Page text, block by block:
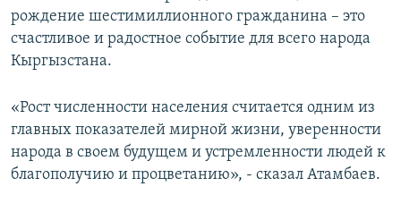
рождение шестимиллионного гражданина – это
счастливое и радостное событие для всего народа
Кыргызстана.
«Рост численности населения считается одним из
главных показателей мирной жизни, уверенности
народа в своем будущем и устремленности людей к
благополучию и процветанию», - сказал Атамбаев.